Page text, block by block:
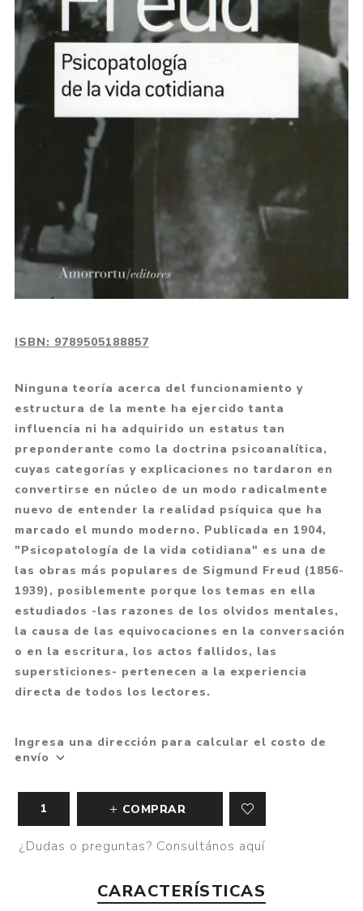
ISBN: 9789505188857
Ninguna teoría acerca del funcionamiento y
estructura de la mente ha ejercido tanta
influencia ni ha adquirido un estatus tan
preponderante como la doctrina psicoanalítica,
cuyas categorías y explicaciones no tardaron en
convertirse en núcleo de un modo radicalmente
nuevo de entender la realidad psíquica que ha
marcado el mundo moderno. Publicada en 1904,
"Psicopatología de la vida cotidiana" es una de
las obras más populares de Sigmund Freud (1856-
1939), posiblemente porque los temas en ella
estudiados -las razones de los olvidos mentales,
la causa de las equivocaciones en la conversación
o en la escritura, los actos fallidos, las
supersticiones- pertenecen a la experiencia
directa de todos los lectores.
Ingresa una dirección para calcular el costo de
envío
COMPRAR
¿Dudas o preguntas? Consultános aquí
CARACTERÍSTICAS